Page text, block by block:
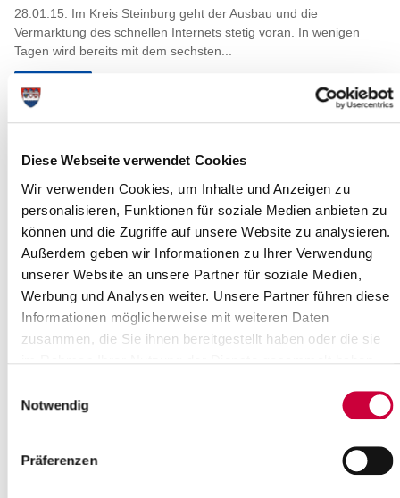
Diese Webseite verwendet Cookies
Wir verwenden Cookies, um Inhalte und Anzeigen zu
personalisieren, Funktionen für soziale Medien anbieten zu
können und die Zugriffe auf unsere Website zu analysieren.
Außerdem geben wir Informationen zu Ihrer Verwendung
unserer Website an unsere Partner für soziale Medien,
Werbung und Analysen weiter. Unsere Partner führen diese
Informationen möglicherweise mit weiteren Daten
zusammen, die Sie ihnen bereitgestellt haben oder die sie
Notwendig
Präferenzen
28.01.15: Im Kreis Steinburg geht der Ausbau und die
Vermarktung des schnellen Internets stetig voran. In wenigen
Tagen wird bereits mit dem sechsten...
Kreises Steinburg
23.01.15: Am Mittwoch, dem 28. Januar 2015, findet eine Sitzung
des Hauptausschusses des Kreises Steinburg statt.
Gemeinsame Sitzung der
Hauptausschüsse
21.01.15: Eine gemeinsame Sitzung der Hauptausschüsse der